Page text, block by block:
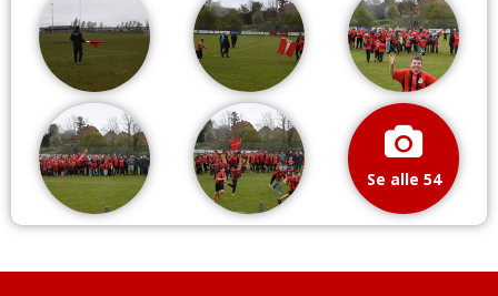
Se alle 54